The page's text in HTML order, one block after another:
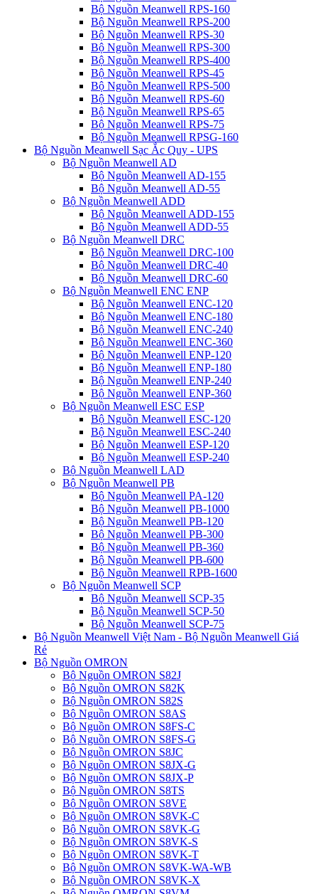
Bộ Nguồn Meanwell RPS-160
Bộ Nguồn Meanwell RPS-200
Bộ Nguồn Meanwell RPS-30
Bộ Nguồn Meanwell RPS-300
Bộ Nguồn Meanwell RPS-400
Bộ Nguồn Meanwell RPS-45
Bộ Nguồn Meanwell RPS-500
Bộ Nguồn Meanwell RPS-60
Bộ Nguồn Meanwell RPS-65
Bộ Nguồn Meanwell RPS-75
Bộ Nguồn Meanwell RPSG-160
Bộ Nguồn Meanwell Sạc Ắc Quy - UPS
Bộ Nguồn Meanwell AD
Bộ Nguồn Meanwell AD-155
Bộ Nguồn Meanwell AD-55
Bộ Nguồn Meanwell ADD
Bộ Nguồn Meanwell ADD-155
Bộ Nguồn Meanwell ADD-55
Bộ Nguồn Meanwell DRC
Bộ Nguồn Meanwell DRC-100
Bộ Nguồn Meanwell DRC-40
Bộ Nguồn Meanwell DRC-60
Bộ Nguồn Meanwell ENC ENP
Bộ Nguồn Meanwell ENC-120
Bộ Nguồn Meanwell ENC-180
Bộ Nguồn Meanwell ENC-240
Bộ Nguồn Meanwell ENC-360
Bộ Nguồn Meanwell ENP-120
Bộ Nguồn Meanwell ENP-180
Bộ Nguồn Meanwell ENP-240
Bộ Nguồn Meanwell ENP-360
Bộ Nguồn Meanwell ESC ESP
Bộ Nguồn Meanwell ESC-120
Bộ Nguồn Meanwell ESC-240
Bộ Nguồn Meanwell ESP-120
Bộ Nguồn Meanwell ESP-240
Bộ Nguồn Meanwell LAD
Bộ Nguồn Meanwell PB
Bộ Nguồn Meanwell PA-120
Bộ Nguồn Meanwell PB-1000
Bộ Nguồn Meanwell PB-120
Bộ Nguồn Meanwell PB-300
Bộ Nguồn Meanwell PB-360
Bộ Nguồn Meanwell PB-600
Bộ Nguồn Meanwell RPB-1600
Bộ Nguồn Meanwell SCP
Bộ Nguồn Meanwell SCP-35
Bộ Nguồn Meanwell SCP-50
Bộ Nguồn Meanwell SCP-75
Bộ Nguồn Meanwell Việt Nam - Bộ Nguồn Meanwell Giá
Rẻ
Bộ Nguồn OMRON
Bộ Nguồn OMRON S82J
Bộ Nguồn OMRON S82K
Bộ Nguồn OMRON S82S
Bộ Nguồn OMRON S8AS
Bộ Nguồn OMRON S8FS-C
Bộ Nguồn OMRON S8FS-G
Bộ Nguồn OMRON S8JC
Bộ Nguồn OMRON S8JX-G
Bộ Nguồn OMRON S8JX-P
Bộ Nguồn OMRON S8TS
Bộ Nguồn OMRON S8VE
Bộ Nguồn OMRON S8VK-C
Bộ Nguồn OMRON S8VK-G
Bộ Nguồn OMRON S8VK-S
Bộ Nguồn OMRON S8VK-T
Bộ Nguồn OMRON S8VK-WA-WB
Bộ Nguồn OMRON S8VK-X